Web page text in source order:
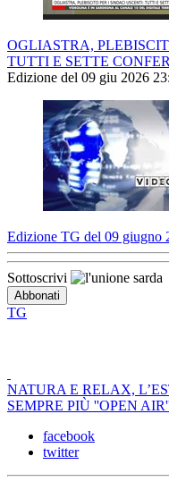
OGLIASTRA,
TUTTI E SETTE
Edizione del 09 giu 2026
Edizione TG del 09 giugno
Sottoscrivi
TG
NATURA E RELAX,
SEMPRE PIÙ ''OPEN
facebook
twitter